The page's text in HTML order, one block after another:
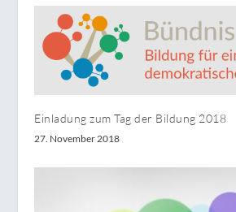
Einladung zum Tag der Bildung 2018
27. November 2018